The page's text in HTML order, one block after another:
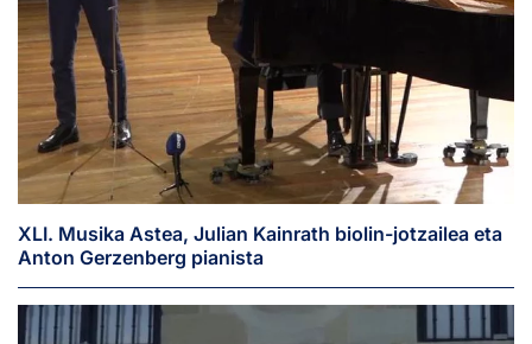
XLI. Musika Astea, Julian Kainrath biolin-jotzailea eta
Anton Gerzenberg pianista